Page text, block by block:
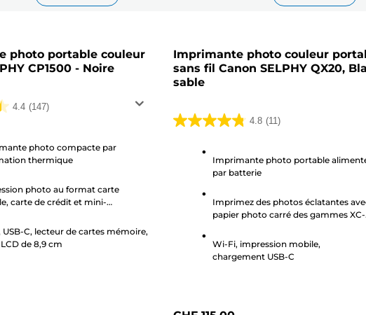
photo portable couleur
CP1500 - Noire
4.4 (147)
photo compacte par
thermique
photo au format carte
carte de crédit et mini-
USB-C, lecteur de cartes mémoire,
de 8,9 cm
Imprimante photo couleur
sans fil Canon SELPHY QX20,
sable
4.8 (11)
4.8
étoiles.
Imprimante photo portable
par batterie
Imprimez des photos éclatantes
papier photo carré des gammes XC-
Wi-Fi, impression mobile,
chargement USB-C